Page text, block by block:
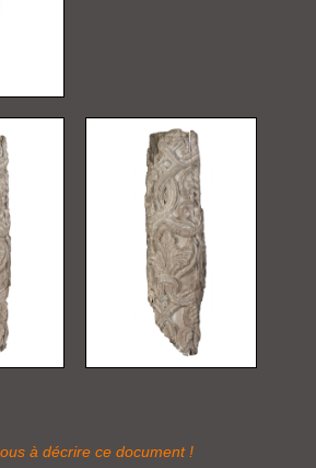
à décrire ce document !